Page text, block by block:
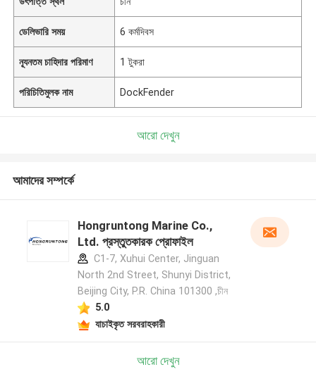
ডেলিভারি সময় 6 কর্মদিবস
ন্যূনতম চাহিদার পরিমাণ 1 টুকরা
পরিচিতিমুলক নাম DockFender
আরো দেখুন
আমাদের সম্পর্কে
Hongruntong Marine Co.,
Ltd. প্রস্তুতকারক প্রোফাইল
C1-7, Xuhui Center, Jinguan
North 2nd Street, Shunyi District,
Beijing City, P.R. China 101300 ,চীন
5.0
যাচাইকৃত সরবরাহকারী
আরো দেখুন